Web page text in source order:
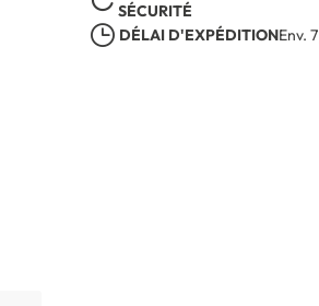
SÉCURITÉ
DÉLAI D'EXPÉDITIONEnv.